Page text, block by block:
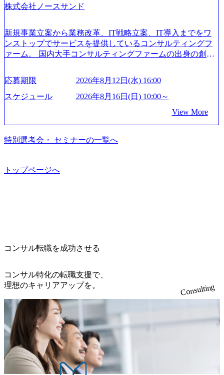
6年8月23日(日)にSustainable SCM SU 1day選考会を開催いた
ストの構造改革」といった伝統的なテーマに留まらずクラ
イアントがこれから取組むべき「グリーントランスフォー
メーション」、「サーキュラーエコノミー(循環経済)」とい
みを行うプロフェッショナルチームです。 今回1day選考対
象となるポジションは下記となります。 ・コンサルタント
(調達改革・設備O&M)【SCS SU】 ・コンサルタント(ECM/
SCM構想・PLM/MES改革)【SSC SU】 ・コンサルタント(物
流改革/需給プロセス改革)【SSC SU】 ・SCM/ECMデータ・
プロセス分析・AI活用_Sustainable SCM Strategy Unit(Strategy
Consultant職)≪東京・大阪≫ ・コンサルタント(SCS SUオー
どはなく、個別選考のみの実施を予定しています ※1名あた
ただいているため、今回のプログラムでは現役の面接官と
月の期間に渡り行い、選考にご参加いただきます。コンサ
ルタント未経験の方でも、戦略コンサルタントの具体的な
仕事内容からお話をさせていただきますので、戦略コンサ
募ください。 ● 応募後のフロー ・書類選考後、対象者の方
日までにプログラム参加者をご案内します ・初回プログラ
ム : 8月29日(土)10:00～13:30 @ベイン東京オフィス(六本木)
・10月17日(土)開催の選考会にて採用面接を実施する予定で
ラインまたはオフラインの実施 ※東京オフィスのみのご応
力)
導サービス - 企業向けリモート産業保健サービス - 高齢者向
サービス等 2026年8月15日(土) 9:00～15:00頃(最大目安) 2026
年8月12日(水) 16:00 会社説明会→1次面接→最終面接 ※基本
的には当日中に合否をお伝えしますが、他の面接官の目線
をもって判断したい場合など、後日改めて面接をお願いす
面接(20分～30分) ↓ 最終面接(30分～1時間) ＜終了時間に
関して＞ ※個別の進捗状況により終了時間は異なりますが
最大「15:00頃」の終了を目安としております。 ※当日の通
過人数が多い場合は、間に待ち時間が発生することや、時
間が伸びる可能性がございます。 勤務地問わず オンライン
書類選考を通過された方
株式会社ノースサンド
新規事業立案から業務改革、IT戦略立案、IT導入までをワ
ンストップでサービスを提供しているコンサルティングフ
ァーム。 国内大手コンサルティングファームの出身の創業
もっと自由に誠実に提案できる会社をつくりたい」「胸を
張って会社が好きだと言えるような家族的な組織をつくり
たい」という想いで会社を設立 PwC・アクセンチュアとい
社出身者など、様々な経歴の社員が活躍しており、働きや
すく魅力的な環境が整っているため、定着率が高いことか
ら「働きがいのある会社」に4年連続ベストカンパニーに選
導入支援までワンストップでサービスを提供する。「世界
一無二のコンサルティングファーム【株式会社ノースサン
ド 執行役員新山氏、庄司氏インタビュー】 (https://my-vision.
5年に設立され、前年比205%の売上成長を遂げるなど、急
速な成長を遂げている。 ​ 新規事業立案から業務改革、IT戦
略立案、IT導入までをワンストップで提供するコンサルテ
ィングファームである。 ​- 2025年1月時点で従業員数1,209名
を擁し、事業拡大を続けている。 #### 企業魅力 「人」にフ
ォーカスを当てたコンサルティング会社として、社員の人
間力を強みとしたサービスを提供している。 ​- - 2018年から
6年連続で「働きがいのある会社ベストカンパニー」に選出
され、社員モチベーションが高いと評価されている。 ​ 大手
コンサルティングファームやSIer、事業会社出身者など、多
応募期限
2026年8月12日(水) 16:00
スケジュール
2026年8月16日(日) 10:00～
View More
特別選考会・ セミナーの一覧へ
トップページへ
コンサル転職を成功させる
コンサル特化の転職支援で、
理想のキャリアアップを。
Consulting